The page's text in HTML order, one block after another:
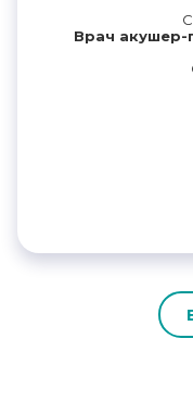
Врач акушер-